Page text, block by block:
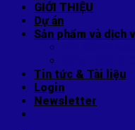
GIỚI THIỆU
Dự án
Sản phẩm và dịch
Tin tức & Tài liệu
Login
Newsletter